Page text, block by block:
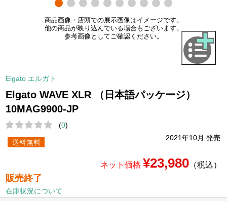
商品画像・店頭での展示画像はイメージです。
他の商品が映り込んでいる場合もございます。
参考画像としてご確認ください。
Elgato エルガト
Elgato WAVE XLR （日本語パッケージ）
10MAG9900-JP
(0)
2021年10月 発売
送料無料
ネット価格 ¥23,980（税込）
販売終了
在庫状況について